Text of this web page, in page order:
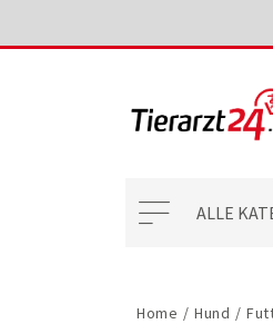
ALLE
Home / Hund /